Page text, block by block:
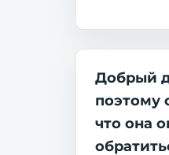
Добрый
поэтому
что она